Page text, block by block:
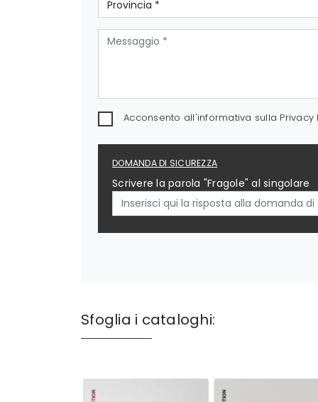
Acconsento all'informativa sulla Privacy
DOMANDA DI SICUREZZA
Scrivere la parola "Fragole" al singolare
Sfoglia i cataloghi: